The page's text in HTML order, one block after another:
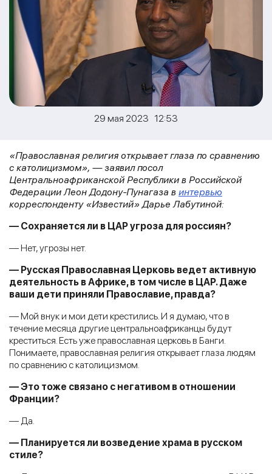
29 мая 2023 12:53
«Православная религия открывает глаза по сравнению
с католицизмом», — заявил посол
Центральноафриканской Республики в Российской
Федерации Леон Додону-Пунагаза в интервью
корреспонденту «Известий» Дарье Лабутиной:
— Сохраняется ли в ЦАР угроза для россиян?
— Нет, угрозы нет.
— Русская Православная Церковь ведет активную
деятельность в Африке, в том числе в ЦАР. Даже
ваши дети приняли Православие, правда?
— Мой внук и мои дети крестились. И я думаю, что в
течение месяца другие центральноафриканцы будут
креститься. Есть уже православная церковь в Банги.
Понимаете, православная религия открывает глаза людям
по сравнению с католицизмом.
— Это тоже связано с негативом в отношении
Франции?
— Да.
— Планируется ли возведение храма в русском
стиле?